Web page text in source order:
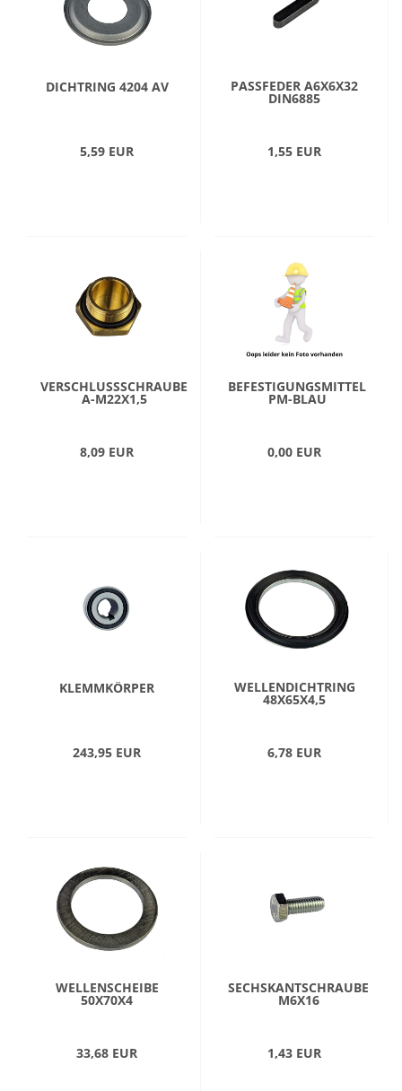
DICHTRING 4204 AV
5,59 EUR
PASSFEDER A6X6X32
DIN6885
1,55 EUR
VERSCHLUSSSCHRAUBE
A-M22X1,5
8,09 EUR
BEFESTIGUNGSMITTEL
PM-BLAU
0,00 EUR
KLEMMKÖRPER
243,95 EUR
WELLENDICHTRING
48X65X4,5
6,78 EUR
WELLENSCHEIBE
50X70X4
33,68 EUR
SECHSKANTSCHRAUBE
M6X16
1,43 EUR